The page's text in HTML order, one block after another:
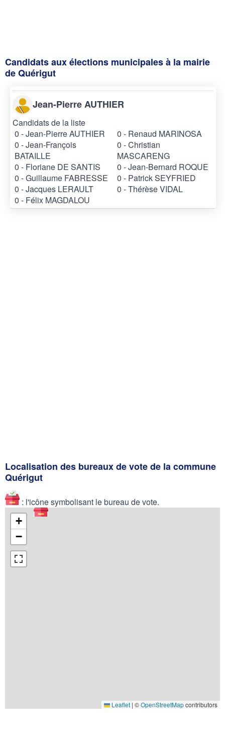
Candidats aux élections municipales à la mairie
de Quérigut
Jean-Pierre AUTHIER
Candidats de la liste
0 - Jean-Pierre AUTHIER
0 - Jean-François
BATAILLE
0 - Floriane DE SANTIS
0 - Guillaume FABRESSE
0 - Jacques LERAULT
0 - Félix MAGDALOU
0 - Renaud MARINOSA
0 - Christian
MASCARENG
0 - Jean-Bernard ROQUE
0 - Patrick SEYFRIED
0 - Thérèse VIDAL
Localisation des bureaux de vote de la commune
Quérigut
: l'icône symbolisant le bureau de vote.
+
−
Leaflet | ©OpenStreetMapcontributors